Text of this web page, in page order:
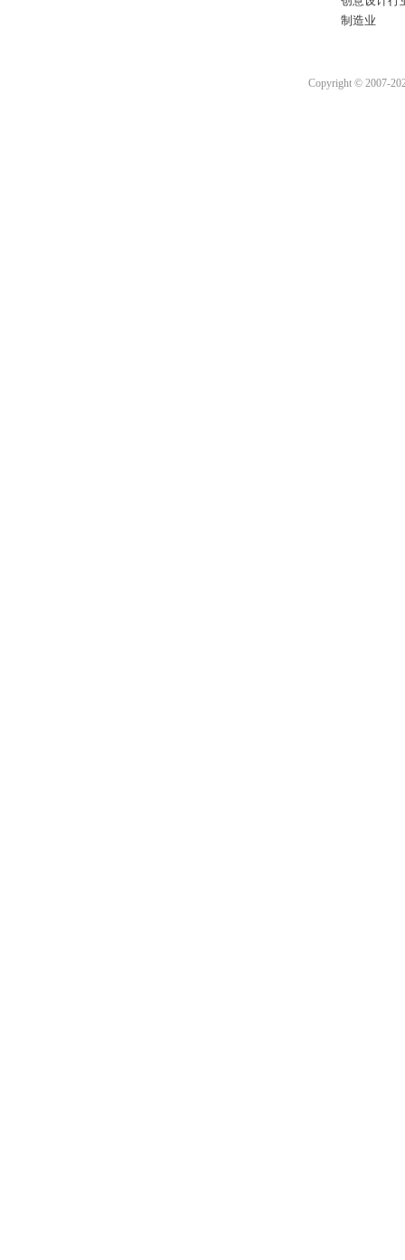
制造业
Copyright © 2007-